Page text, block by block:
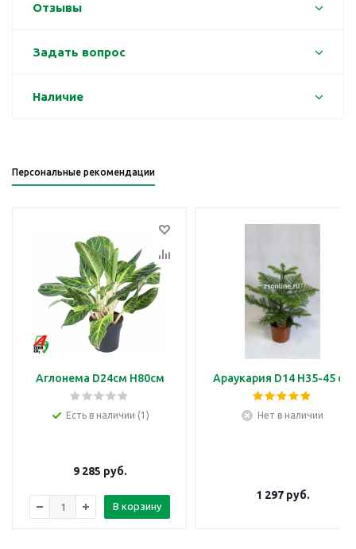
Отзывы
Задать вопрос
Наличие
Персональные рекомендации
Аглонема D24см H80см
Есть в наличии (1)
9 285 руб.
В корзину
Араукария D14 H35-45 см
Нет в наличии
1 297руб.